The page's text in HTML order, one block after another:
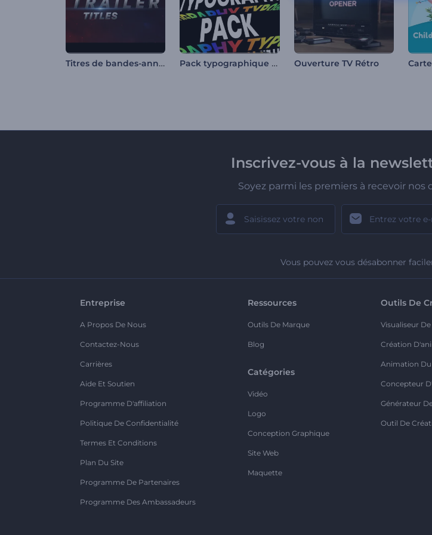
Titres de bandes-annonces d'action Pack typographique cinétique Ouverture TV Rétro
Inscrivez-vous à la
Soyez parmi les premiers à recevoir nos
Vous pouvez vous désabonner
Entreprise
A Propos De Nous
Contactez-Nous
Carrières
Aide Et Soutien
Programme D'affiliation
Politique De Confidentialité
Termes Et Conditions
Plan Du Site
Programme De Partenaires
Programme Des Ambassadeurs
Ressources
Outils De Marque
Blog
Catégories
Vidéo
Logo
Conception Graphique
Site Web
Maquette
Outils De
Visualiseur
Création
Animation
Concepteur
Générateur
Outil De